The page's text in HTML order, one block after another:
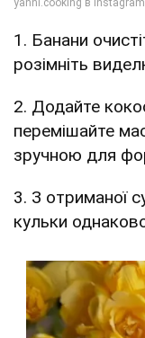
1. Банани
розімніть
2. Додайте
перемішайте
зручною для
3. З отриманої
кульки